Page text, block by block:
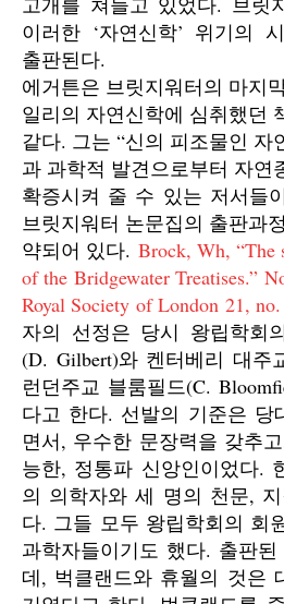
이러한 ‘자연신학’ 위기의
출판된다.
에거튼은 브릿지워터의 마지
일리의 자연신학에 심취했던
같다. 그는 “신의 피조물인 자
과 과학적 발견으로부터 자연
확증시켜 줄 수 있는 저서들
브릿지워터 논문집의 출판과
약되어 있다. Brock, Wh, “The
of the Bridgewater Treatises.”
Royal Society of London 21,
자의 선정은 당시 왕립학회
(D. Gilbert)와 켄터베리 대주
런던주교 블룸필드(C.
다고 한다. 선발의 기준은 당
면서, 우수한 문장력을 갖추
능한, 정통파 신앙인이었다.
의 의학자와 세 명의 천문,
다. 그들 모두 왕립학회의 회
과학자들이기도 했다. 출판
데, 벅클랜드와 휴월의 것은